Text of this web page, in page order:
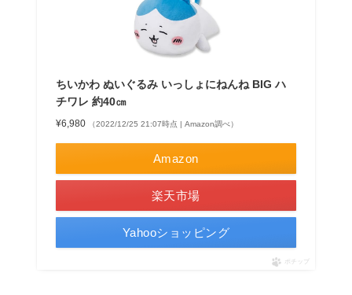
ちいかわ ぬいぐるみ いっしょにねんね BIG ハ
チワレ 約40㎝
¥6,980 （2022/12/25 21:07時点 | Amazon調べ）
Amazon
楽天市場
Yahooショッピング
ポチップ